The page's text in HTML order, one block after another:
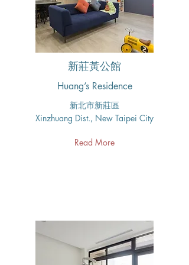
新莊黃公館
Huang’s Residence
新北市新莊區
Xinzhuang Dist., New Taipei City
Read More